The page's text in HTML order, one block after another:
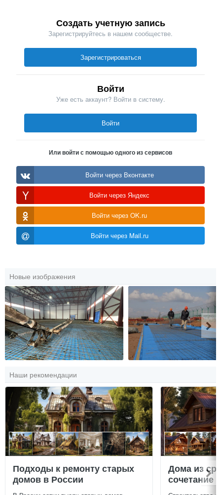
Создать учетную запись
Зарегистрируйтесь в нашем сообществе.
Зарегистрироваться
Войти
Уже есть аккаунт? Войти в систему.
Войти
Или войти с помощью одного из сервисов
Войти через Вконтакте
Войти через Яндекс
Войти через OK.ru
Войти через Mail.ru
Новые изображения
Наши рекомендации
Подходы к ремонту старых
домов в России
Дома из
сочетание